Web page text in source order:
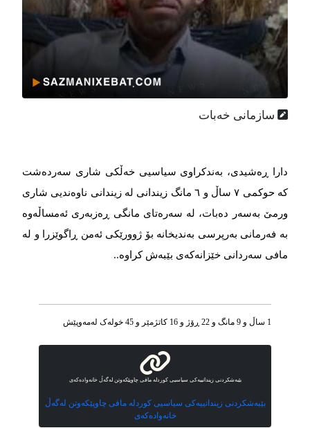
سازمانی خەبات
دارا ڕەشیدی، بەندکراوی سیاسیی خەڵکی شاری سەردەشت
کە حوکمی ٧ ساڵ و ٦ مانگ زیندانی لە زیندانی ناوەندیی شاری
ورمێ بەسەر دەبات، لە سەرەتای مانگی ڕەزبەری ئەمساڵەوە
بە فەرمانی بەرپرسی بەندیخانە بۆ ژوورێکی ئەمن ڕاگوێزرا و لە
مافی سەردانی خێزانەکەی بێبەش كراوە..
1 ساڵ و 9 مانگ و 22 ڕۆژ و 16 کاتژمێر و 45 خوله‌ک له‌مه‌وپێش‌
بێبەشکردنی زیندانییەكی سیاسیی کوردلە مافی چاوپێکەوتن لەگەڵ خانەوادەکەی
بێبەشکردنی زیندانییەكی سیاسیی کوردلە مافی چاوپێکەوتن لەگەڵ
خانەوادەکەی